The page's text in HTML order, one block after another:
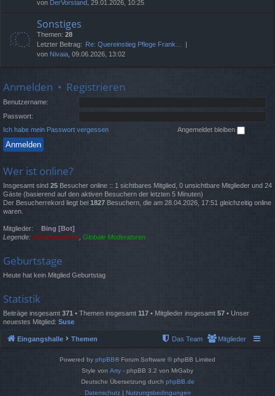
von DerVorstand , 29.01.2026, 10:25
Sonstiges
Themen: 28
Letzter Beitrag: Re: Quereinstieg Pflege Frank…
von Nivaia , 09.06.2026, 13:02
Anmelden • Registrieren
Benutzername:
Passwort:
Ich habe mein Passwort vergessen
Angemeldet bleiben
Wer ist online?
Insgesamt sind 25 Besucher online :: 1 sichtbares Mitglied, 0 unsichtbare Mitglieder und 24
Gäste (basierend auf den aktiven Besuchern der letzten 5 Minuten)
Der Besucherrekord liegt bei 1827 Besuchern, die am 28.04.2026, 17:51 gleichzeitig online
waren.
Mitglieder:
Bing [Bot]
Legende: Administratoren Globale Moderatoren
Geburtstage
Heute hat kein Mitglied Geburtstag
Statistik
Beiträge insgesamt 371 • Themen insgesamt 117 • Mitglieder insgesamt 57 • Unser
neuestes Mitglied: Suse
Eingangshalle Themen Mitglieder
Das Team
Powered by phpBB® Forum Software © phpBB Limited
Style von Arty - phpBB 3.2 von MrGaby
Deutsche Übersetzung durch phpBB.de
Datenschutz| Nutzungsbedingungen